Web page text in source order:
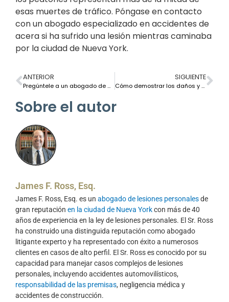
esas muertes de tráfico. Póngase en contacto
con un abogado especializado en accidentes de
acera si ha sufrido una lesión mientras caminaba
por la ciudad de Nueva York.
ANTERIOR
Pregúntele a un abogado de Nueva York: ¿Qué deben saber los propietarios?
SIGUIENTE
Cómo demostrar los daños y perjuicios en una demanda por resbalón y caída: lo que debes saber
Sobre el autor
James F. Ross, Esq.
James F. Ross, Esq. es un abogado de lesiones personalesde
gran reputación en la ciudad de Nueva Yorkcon más de 40
años de experiencia en la ley de lesiones personales. El Sr. Ross
ha construido una distinguida reputación como abogado
litigante experto y ha representado con éxito a numerosos
clientes en casos de alto perfil. El Sr. Ross es conocido por su
capacidad para manejar casos complejos de lesiones
personales, incluyendo accidentes automovilísticos,
responsabilidad de las premisas, negligencia médica y
accidentes de construcción.